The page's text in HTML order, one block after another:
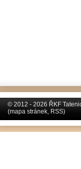
© 2012 - 2026 ŘKF
(mapa stránek, RSS)